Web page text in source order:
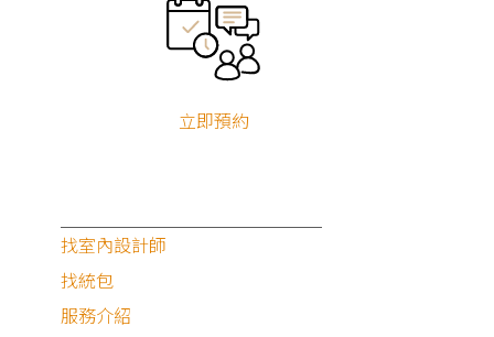
立即預約
找室內設計師
找統包
服務介紹
定做一門生意看起來容易，但在這個資訊爆炸、各面向
度，並吸引消費者購買，進而一再回流成為忠實客戶。因此
立品牌形象，做好包裝設計與行銷推廣，是創業初始必須認
思考執行的任務。